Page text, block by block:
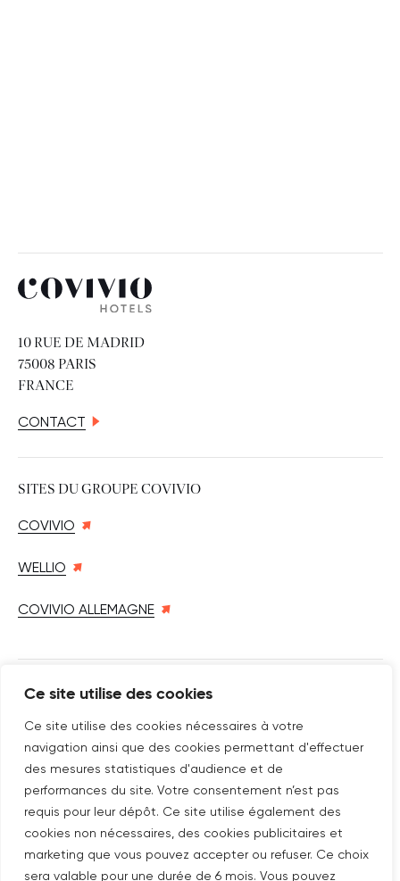
Ce site utilise des cookies
Ce site utilise des cookies nécessaires à votre
navigation ainsi que des cookies permettant d'effectuer
des mesures statistiques d'audience et de
performances du site. Votre consentement n’est pas
requis pour leur dépôt. Ce site utilise également des
cookies non nécessaires, des cookies publicitaires et
marketing que vous pouvez accepter ou refuser. Ce choix
sera valable pour une durée de 6 mois. Vous pouvez
Covivio Hotels
10 RUE DE MADRID
75008 PARIS
FRANCE
CONTACT
SITES DU GROUPE COVIVIO
COVIVIO
WELLIO
COVIVIO ALLEMAGNE
SUIVEZ-NOUS SUR
Nouvelle fenêtre
linkedinNouvelle fenêtre
youtubeNouvelle fenêtre
instagram
ABONNEZ-VOUS À NOTRE NEWSLETTER